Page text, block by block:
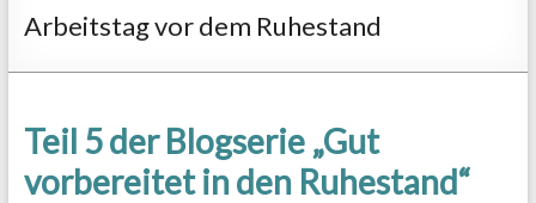
Arbeitstag vor dem Ruhestand
Teil 5 der Blogserie „Gut
vorbereitet in den Ruhestand“